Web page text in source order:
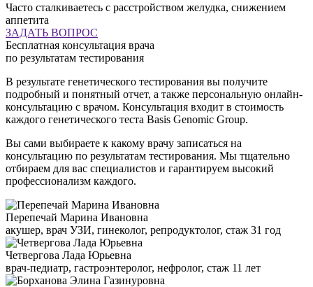
Часто сталкиваетесь с расстройством желудка, снижением
аппетита
ЗАДАТЬ ВОПРОС
Бесплатная консультация врача
по результатам тестирования
В результате генетического тестирования вы получите
подробный и понятный отчет, а также персональную онлайн-
консультацию с врачом. Консультация входит в стоимость
каждого генетического теста Basis Genomic Group.
Вы сами выбираете к какому врачу записаться на
консультацию по результатам тестирования. Мы тщательно
отбираем для вас специалистов и гарантируем высокий
профессионализм каждого.
Перепечай Марина Ивановна
акушер, врач УЗИ, гинеколог, репродуктолог, стаж 31 год
Четвергова Лада Юрьевна
врач-педиатр, гастроэнтеролог, нефролог, стаж 11 лет